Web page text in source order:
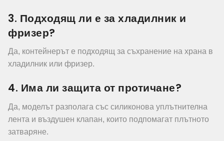
3. Подходящ ли е за хладилник и
фризер?
Да, контейнерът е подходящ за съхранение на храна в
хладилник или фризер.
4. Има ли защита от протичане?
Да, моделът разполага със силиконова уплътнителна
лента и въздушен клапан, които подпомагат плътното
затваряне.